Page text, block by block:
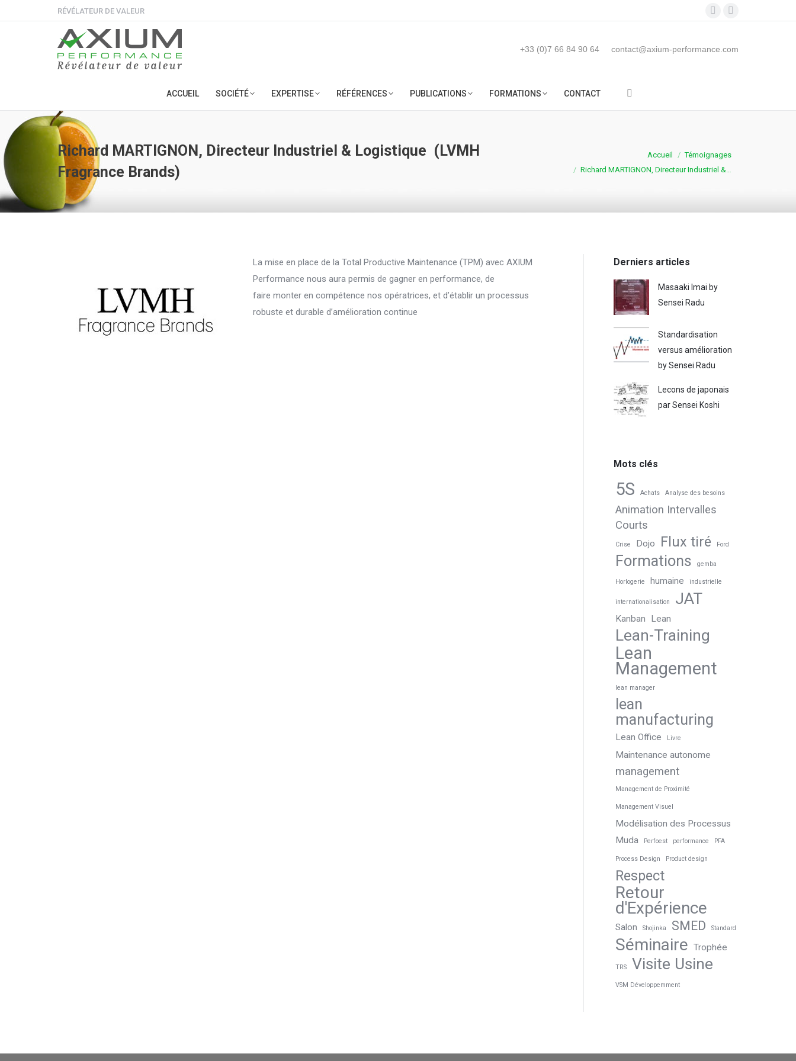
RÉVÉLATEUR DE VALEUR
opensopens
+33 (0)7 66 84 90 64 contact@axium-performance.com
ACCUEIL SOCIÉTÉ EXPERTISE RÉFÉRENCES PUBLICATIONS FORMATIONS CONTACT Search:
Richard MARTIGNON, Directeur Industriel & Logistique (LVMH
Fragrance Brands)
Accueil
Témoignages
Richard MARTIGNON, Directeur Industriel &…
La mise en place de la Total Productive Maintenance (TPM) avec AXIUM
Performance nous aura permis de gagner en performance, de
faire monter en compétence nos opératrices, et d’établir un processus
robuste et durable d’amélioration continue
Derniers articles
Masaaki Imai by
Sensei Radu
Standardisation
versus amélioration
by Sensei Radu
Lecons de japonais
par Sensei Koshi
Mots clés
5S Achats Analyse des besoins
Animation Intervalles
Courts
Crise Dojo Flux tiré Ford
Formations gemba
Horlogerie humaine industrielle
internationalisation JAT
Kanban Lean
Lean-Training
Lean
Management
lean manager
lean
manufacturing
Lean Office Livre
Maintenance autonome
management
Management de Proximité
Management Visuel
Modélisation des Processus
Muda
Perfoest performance PFA
Process Design Product design
Respect
Retour
d'Expérience
Salon Shojinka SMED Standard
Séminaire Trophée
TRS Visite Usine
VSM Développemment
Search: